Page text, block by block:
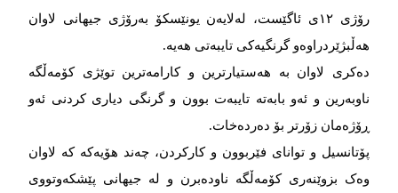
رۆژی ١٢ی ئاگێست، لەلایەن یونێسکۆ بەرۆژی جیهانی لاوان
هەڵبژێردراوەو گرنگیەکی تایبەتی هەیە.
دەکری لاوان بە هەستیارترین و کارامەترین توێژی کۆمەڵگە
ناوبەرین و ئەو بابەتە تایبەت بوون و گرنگی دیاری کردنی ئەو
ڕۆژەمان زۆرتر بۆ دەردەخات.
پۆتانسیل و توانای فێربوون و کارکردن، چەند هۆیەکە کە لاوان
وەک بزوێنەری کۆمەڵگە ناودەبرن و لە جیهانی پێشکەوتووی